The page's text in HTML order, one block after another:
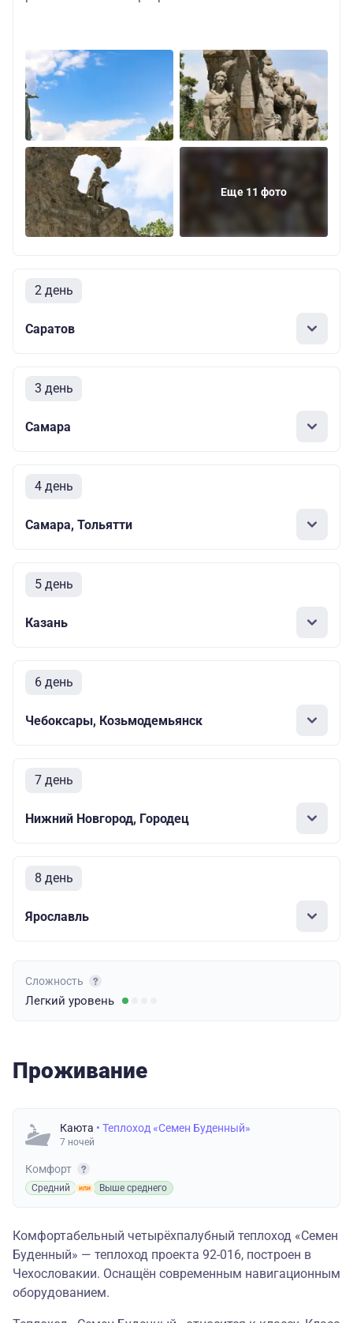
Еще 11 фото
2 день
Саратов
3 день
Самара
4 день
Самара, Тольятти
5 день
Казань
6 день
Чебоксары, Козьмодемьянск
7 день
Нижний Новгород, Городец
8 день
Ярославль
Сложность
Легкий уровень
Проживание
Каюта • Теплоход «Семен Буденный»
7 ночей
Комфорт
Средний Выше среднего
Комфортабельный четырёхпалубный теплоход «Семен
Буденный» — теплоход проекта 92-016, построен в
Чехословакии. Оснащён современным навигационным
оборудованием.